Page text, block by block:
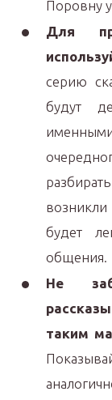
Поровну
Для
серию
будут
будет
общения.
Не
таким